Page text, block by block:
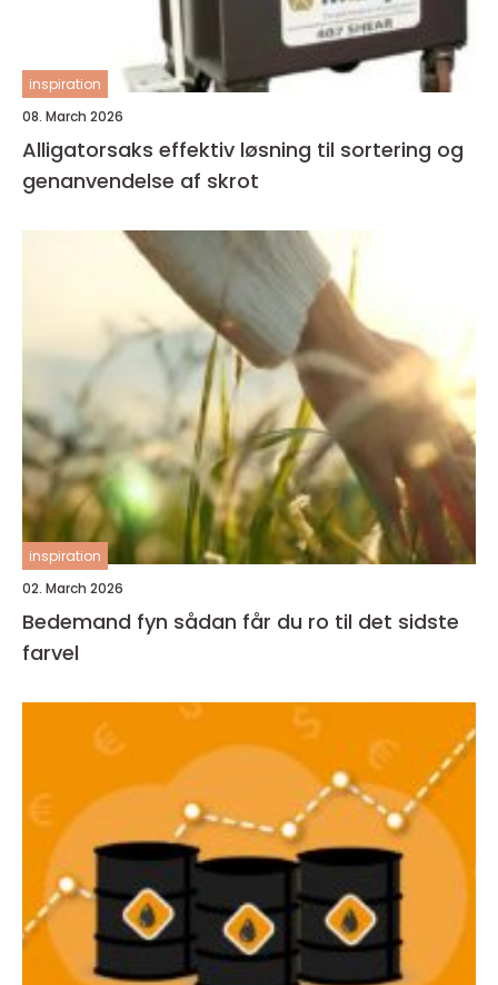
inspiration
08. March 2026
Alligatorsaks effektiv løsning til sortering og
genanvendelse af skrot
inspiration
02. March 2026
Bedemand fyn sådan får du ro til det sidste
farvel